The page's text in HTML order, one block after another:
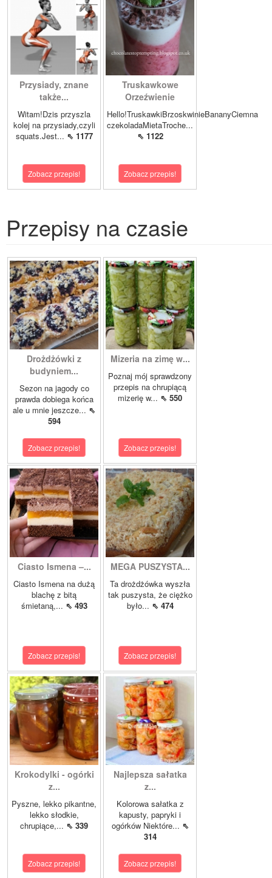
Przysiady, znane
także...
Witam!Dzis przyszla
kolej na przysiady,czyli
squats.Jest... ⇖ 1177
Zobacz przepis!
Truskawkowe
Orzeźwienie
Hello!TruskawkiBrzoskwinieBananyCiemna
czekoladaMietaTroche...
⇖ 1122
Zobacz przepis!
Przepisy na czasie
Drożdżówki z
budyniem...
Sezon na jagody co
prawda dobiega końca
ale u mnie jeszcze... ⇖
594
Zobacz przepis!
Mizeria na zimę w...
Poznaj mój sprawdzony
przepis na chrupiącą
mizerię w... ⇖ 550
Zobacz przepis!
Ciasto Ismena –...
Ciasto Ismena na dużą
blachę z bitą
śmietaną,... ⇖ 493
Zobacz przepis!
MEGA PUSZYSTA...
Ta drożdżówka wyszła
tak puszysta, że ciężko
było... ⇖ 474
Zobacz przepis!
Krokodylki - ogórki
z...
Pyszne, lekko pikantne,
lekko słodkie,
chrupiące,... ⇖ 339
Zobacz przepis!
Najlepsza sałatka
z...
Kolorowa sałatka z
kapusty, papryki i
ogórków Niektóre... ⇖
314
Zobacz przepis!